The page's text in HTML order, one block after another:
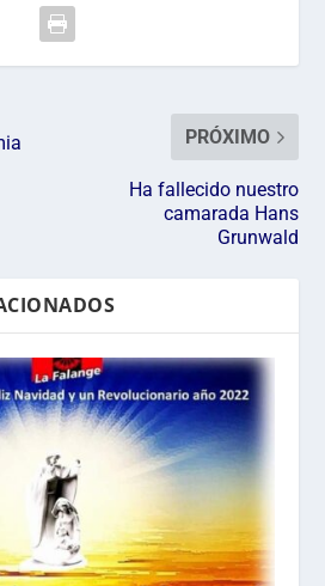
PRÓXIMO
Ha fallecido nuestro
camarada Hans
Grunwald